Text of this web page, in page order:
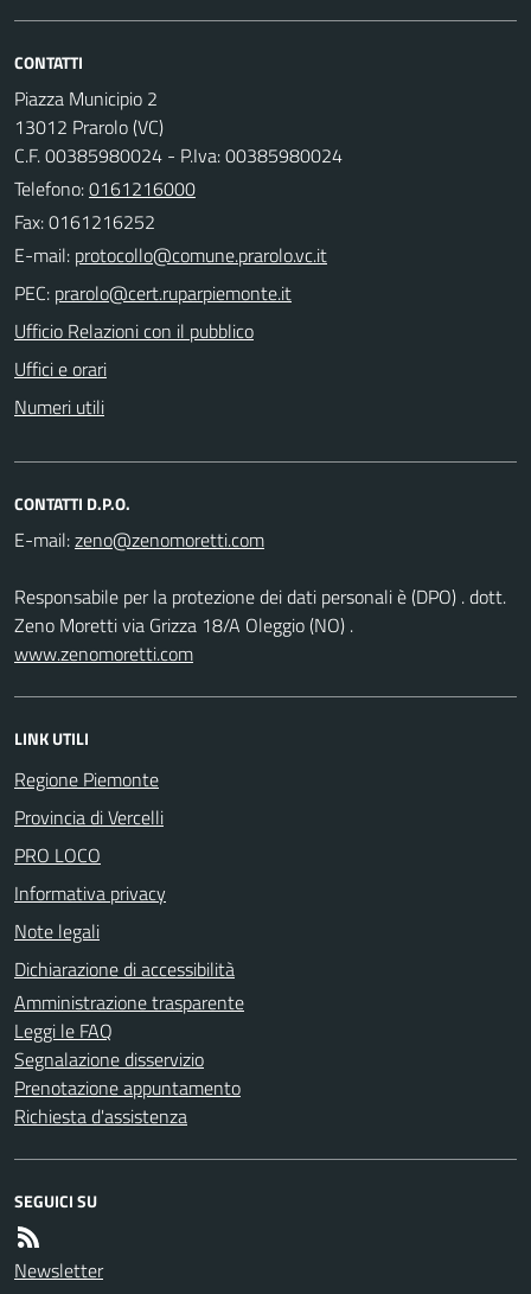
CONTATTI
Piazza Municipio 2
13012 Prarolo (VC)
C.F. 00385980024 - P.Iva: 00385980024
Telefono:0161216000
Fax: 0161216252
E-mail:
PEC:
Ufficio Relazioni con il pubblico
Uffici e orari
Numeri utili
CONTATTI D.P.O.
E-mail:
Responsabile per la protezione dei dati personali è (DPO) . dott.
Zeno Moretti via Grizza 18/A Oleggio (NO) .
www.zenomoretti.com
LINK UTILI
Regione Piemonte
Provincia di Vercelli
PRO LOCO
Informativa privacy
Note legali
Dichiarazione di accessibilità
Amministrazione trasparente
Leggi le FAQ
Segnalazione disservizio
Prenotazione appuntamento
Richiesta d'assistenza
SEGUICI SU
Newsletter